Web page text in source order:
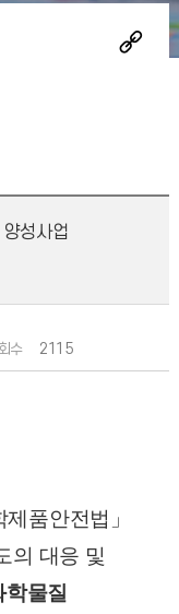
성사업
수 2115
품안전법」
의 대응 및
학물질